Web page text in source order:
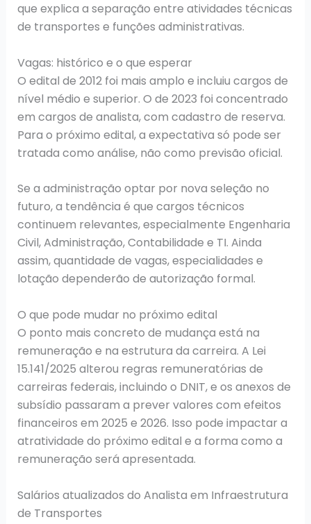
que explica a separação entre atividades técnicas
de transportes e funções administrativas.
Vagas: histórico e o que esperar
O edital de 2012 foi mais amplo e incluiu cargos de
nível médio e superior. O de 2023 foi concentrado
em cargos de analista, com cadastro de reserva.
Para o próximo edital, a expectativa só pode ser
tratada como análise, não como previsão oficial.
Se a administração optar por nova seleção no
futuro, a tendência é que cargos técnicos
continuem relevantes, especialmente Engenharia
Civil, Administração, Contabilidade e TI. Ainda
assim, quantidade de vagas, especialidades e
lotação dependerão de autorização formal.
O que pode mudar no próximo edital
O ponto mais concreto de mudança está na
remuneração e na estrutura da carreira. A Lei
15.141/2025 alterou regras remuneratórias de
carreiras federais, incluindo o DNIT, e os anexos de
subsídio passaram a prever valores com efeitos
financeiros em 2025 e 2026. Isso pode impactar a
atratividade do próximo edital e a forma como a
remuneração será apresentada.
Salários atualizados do Analista em Infraestrutura
de Transportes